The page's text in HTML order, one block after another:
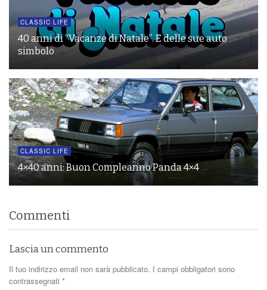
CLASSIC LIFE
40 anni di “Vacanze di Natale”. E delle sue auto
simbolo
CLASSIC LIFE
4×40 anni: Buon Compleanno Panda 4×4
Commenti
Lascia un commento
Il tuo indirizzo email non sarà pubblicato. I campi obbligatori sono
contrassegnati *